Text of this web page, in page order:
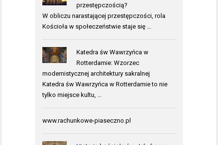
przestępczością?
W obliczu narastającej przestępczości, rola
Kościoła w społeczeństwie staje się …
Katedra św Wawrzyńca w
Rotterdamie: Wzorzec
modernistycznej architektury sakralnej
Katedra św Wawrzyńca w Rotterdamie to nie
tylko miejsce kultu, …
www.rachunkowe-piaseczno.pl